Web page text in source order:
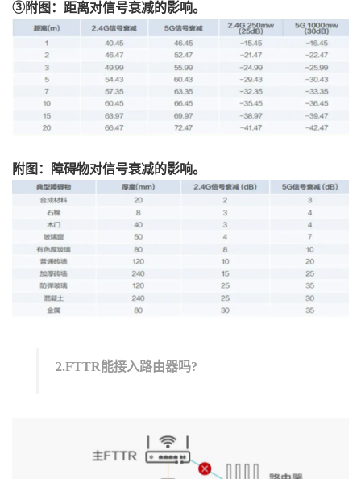
③附图：距离对信号衰减的影响。
附图：障碍物对信号衰减的影响。
2.FTTR能接入路由器吗?